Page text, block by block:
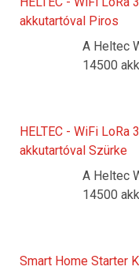
akkutartóval Piros
A Heltec
14500
HELTEC - WiFi LoRa
akkutartóval Szürke
A Heltec
14500
Smart Home Starter